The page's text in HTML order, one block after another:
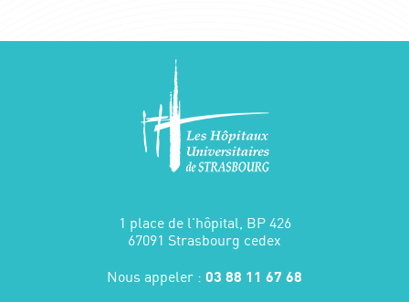
1 place de l'hôpital, BP 426
67091 Strasbourg cedex
Nous appeler : 03 88 11 67 68